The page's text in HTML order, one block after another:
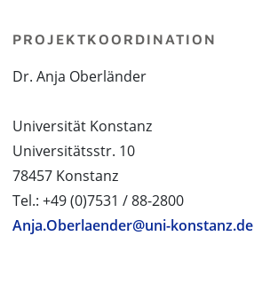
PROJEKTKOORDINATION
Dr. Anja Oberländer
Universität Konstanz
Universitätsstr. 10
78457 Konstanz
Tel.: +49 (0)7531 / 88-2800
Anja.Oberlaender@uni-konstanz.de